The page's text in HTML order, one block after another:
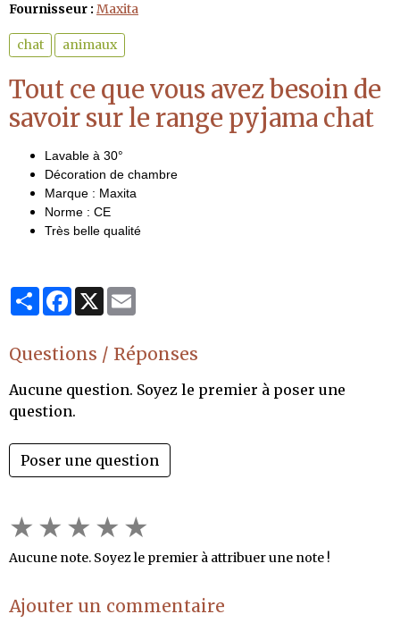
Fournisseur : Maxita
chat animaux
Tout ce que vous avez besoin de
savoir sur le range pyjama chat
Lavable à 30°
Décoration de chambre
Marque : Maxita
Norme : CE
Très belle qualité
PartagerFacebook
X
Questions / Réponses
Aucune question. Soyez le premier à poser une
question.
Poser une question
★ ★ ★ ★ ★
Aucune note. Soyez le premier à attribuer une note !
Ajouter un commentaire